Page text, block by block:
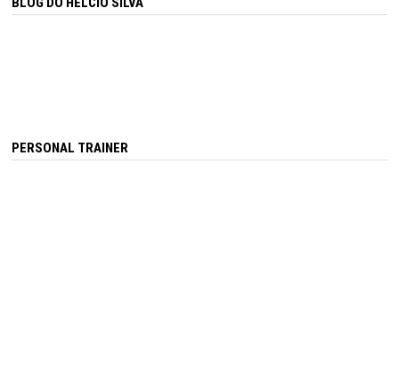
PERSONAL TRAINER